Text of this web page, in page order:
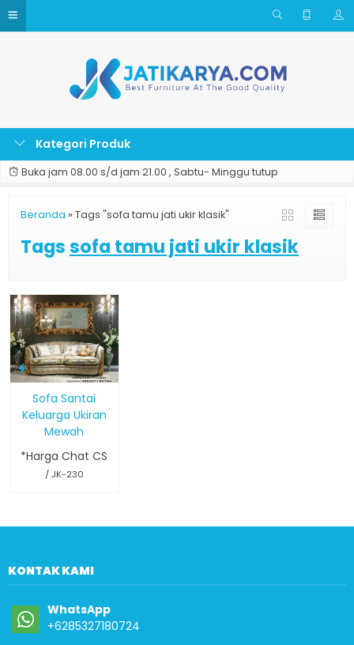
Kategori Produk
Buka jam 08.00 s/d jam 21.00 , Sabtu- Minggu tutup
Beranda » Tags "sofa tamu jati ukir klasik"
Tagssofa tamu jati ukir klasik
Sofa Santai
Keluarga Ukiran
Mewah
*Harga Chat CS
/ JK-230
KONTAK KAMI
WhatsApp
+6285327180724